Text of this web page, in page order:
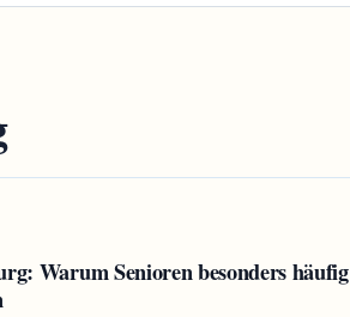
Warum Senioren besonders häufig